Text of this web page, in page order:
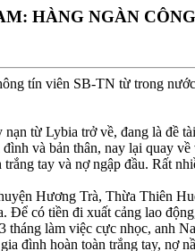
HÀNG NGÀN
tín viên SB-TN từ trong
nạn từ Lybia trở về, đang là
và bản thân, nay lại quay
tay và nợ ngập đầu. Rất
Hương Trà, Thừa Thiên
có tiền đi xuất cảng lao
tháng làm việc cực nhọc, anh
đình hoàn toàn trắng tay, nợ